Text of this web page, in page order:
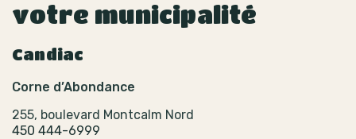
votre municipalité
Candiac
Corne d’Abondance
255, boulevard Montcalm Nord
450 444-6999